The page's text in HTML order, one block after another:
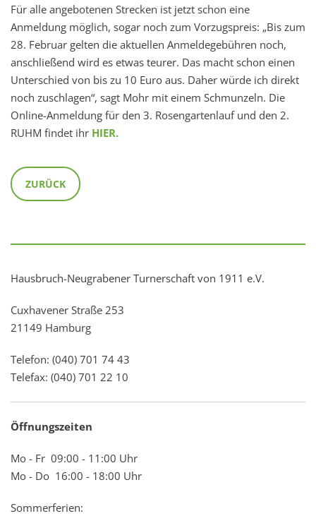
Für alle angebotenen Strecken ist jetzt schon eine
Anmeldung möglich, sogar noch zum Vorzugspreis: „Bis zum
28. Februar gelten die aktuellen Anmeldegebühren noch,
anschließend wird es etwas teurer. Das macht schon einen
Unterschied von bis zu 10 Euro aus. Daher würde ich direkt
noch zuschlagen“, sagt Mohr mit einem Schmunzeln. Die
Online-Anmeldung für den 3. Rosengartenlauf und den 2.
RUHM findet ihr HIER.
ZURÜCK
Hausbruch-Neugrabener Turnerschaft von 1911 e.V.
Cuxhavener Straße 253
21149 Hamburg
Telefon: (040) 701 74 43
Telefax: (040) 701 22 10
Öffnungszeiten
Mo - Fr 09:00 - 11:00 Uhr
Mo - Do 16:00 - 18:00 Uhr
Sommerferien: